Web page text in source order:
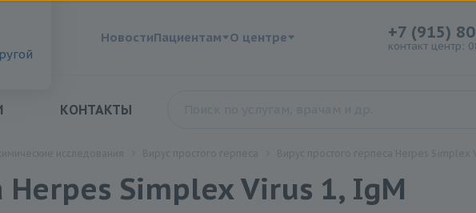
НовостиПациентам О центре +7 (915)
контакт центр:
КОНТАКТЫ
Herpes Simplex Virus 1, IgM